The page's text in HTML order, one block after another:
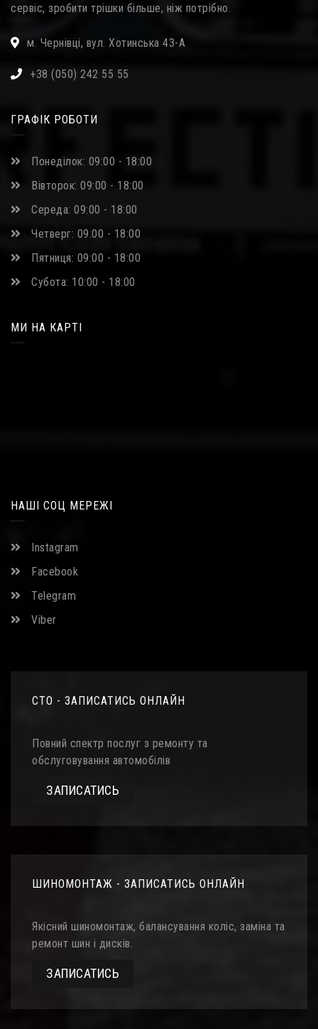
сервіс, зробити трішки більше, ніж потрібно.
м. Чернівці, вул. Хотинська 43-А
+38 (050) 242 55 55
ГРАФІК РОБОТИ
Понеділок: 09:00 - 18:00
Вівторок: 09:00 - 18:00
Середа: 09:00 - 18:00
Четверг: 09:00 - 18:00
Пятниця: 09:00 - 18:00
Субота: 10:00 - 18:00
МИ НА КАРТІ
НАШІ СОЦ МЕРЕЖІ
Instagram
Facebook
Telegram
Viber
СТО - ЗАПИСАТИСЬ ОНЛАЙН
Повний спектр послуг з ремонту та
обслуговування автомобілів
ЗАПИСАТИСЬ
ШИНОМОНТАЖ - ЗАПИСАТИСЬ ОНЛАЙН
Якісний шиномонтаж, балансування коліс, заміна та
ремонт шин і дисків.
ЗАПИСАТИСЬ